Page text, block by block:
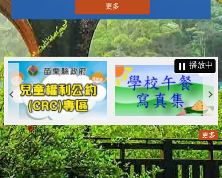
更多
播放中
更多